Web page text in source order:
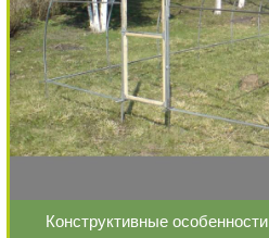
Конструктивные особенности